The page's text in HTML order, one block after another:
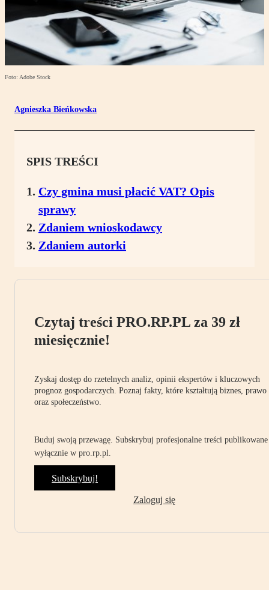
Foto: Adobe Stock
Agnieszka Bieńkowska
SPIS TREŚCI
Czy gmina musi płacić VAT? Opis
sprawy
Zdaniem wnioskodawcy
Zdaniem autorki
Czytaj treści PRO.RP.PL za 39 zł
miesięcznie!
Zyskaj dostęp do rzetelnych analiz, opinii ekspertów i kluczowych
prognoz gospodarczych. Poznaj fakty, które kształtują biznes, prawo
oraz społeczeństwo.
Buduj swoją przewagę. Subskrybuj profesjonalne treści publikowane
wyłącznie w pro.rp.pl.
Subskrybuj!
Zaloguj się